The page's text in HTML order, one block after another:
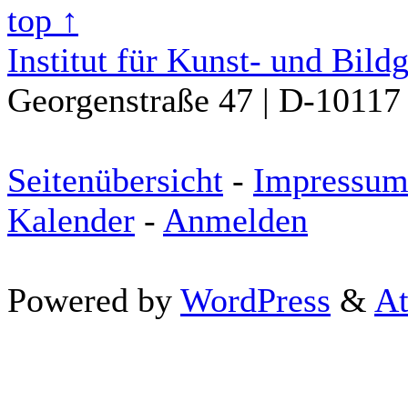
top ↑
Institut für Kunst- und
Georgenstraße 47 | D-
Seitenübersicht - Impressum
Kalender - Anmelden
Powered by WordPress &